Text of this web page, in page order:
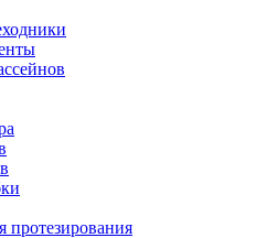
протезирования